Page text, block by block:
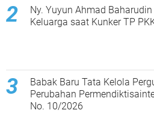
Ny. Yuyun Ahmad
Keluarga saat Kunker TP
Babak Baru Tata Kelola
Perubahan
No. 10/2026